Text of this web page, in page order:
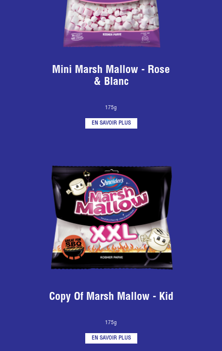
Mini Marsh Mallow - Rose
& Blanc
175g
EN SAVOIR PLUS
Copy Of Marsh Mallow - Kid
175g
EN SAVOIR PLUS